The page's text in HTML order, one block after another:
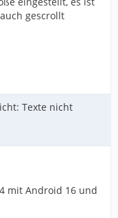
gescrollt
Texte nicht
mit Android 16 und